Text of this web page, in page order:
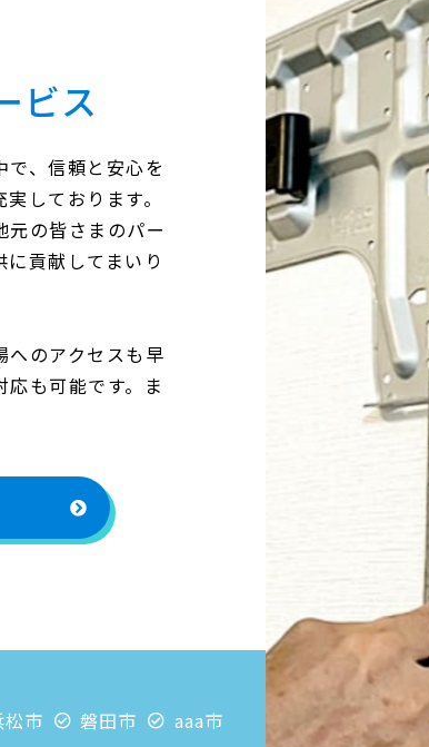
ビス
、信頼と安心を
しております。
元の皆さまのパー
貢献してまいり
へのアクセスも早
も可能です。ま
松市 磐田市
aaa市